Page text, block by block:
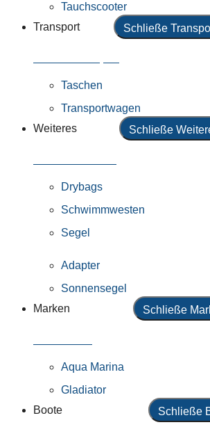
Tauchscooter
Transport
Schließe
Taschen
Transportwagen
Weiteres
Schließe
Drybags
Schwimmwesten
Segel
Adapter
Sonnensegel
Marken
Schließe
Aqua Marina
Gladiator
Boote
Schließe